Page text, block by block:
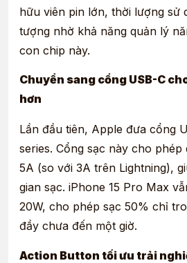
hữu viên pin lớn, thời lượng sử
tượng nhờ khả năng quản lý
con chip này.
Chuyển sang cổng USB-C
hơn
Lần đầu tiên, Apple đưa cổng
series. Cổng sạc này cho
5A (so với 3A trên Lightning),
gian sạc. iPhone 15 Pro Max
20W, cho phép sạc 50% chỉ
đầy chưa đến một giờ.
Action Button tối ưu trải